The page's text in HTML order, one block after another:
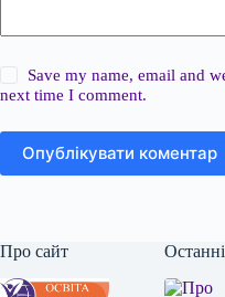
Save my name, email and
next time I comment.
Опублікувати коментар
Про сайт